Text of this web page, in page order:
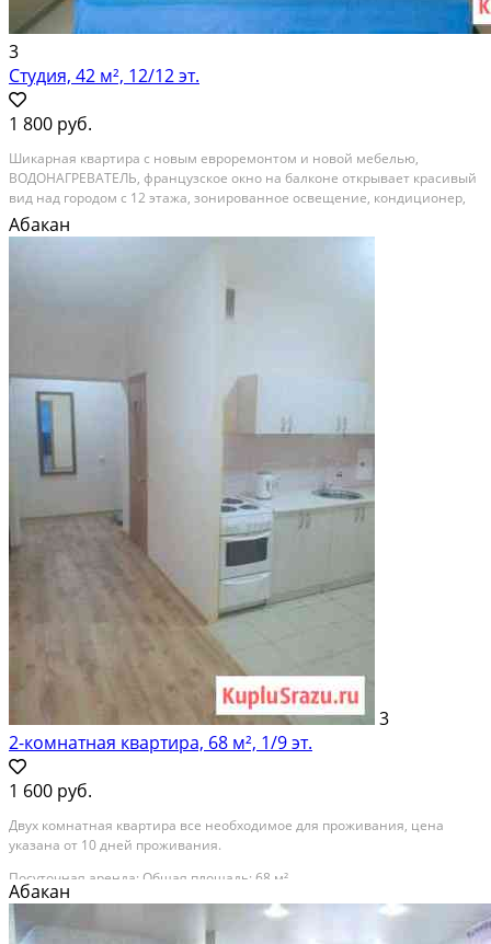
3
Студия, 42 м², 12/12 эт.
1 800 руб.
Шикарная квартира с новым евроремонтом и новой мебелью,
ВОДОНАГРЕВАТЕЛЬ, французское окно на балконе открывает красивый
вид над городом с 12 этажа, зонированное освещение, кондиционер,
подогрев полов.
Абакан
3
2-комнатная квартира, 68 м², 1/9 эт.
1 600 руб.
Двух комнатная квартира все необходимое для проживания, цена
указана от 10 дней проживания.
Посуточная аренда; Общая площадь: 68 м²
Абакан